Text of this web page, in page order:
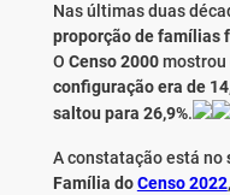
Nas últimas duas
proporção de famílias
O Censo 2000mostrou
configuração era de
saltou para 26,9%.
A constatação está no
Família doCenso 2022